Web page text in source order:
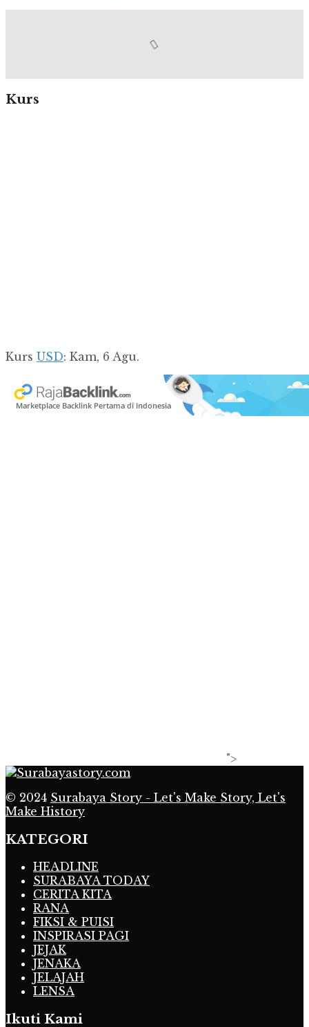
Kurs
Kurs USD: Kam, 6 Agu.
">
© 2024 Surabaya Story - Let's Make Story, Let's
Make History
KATEGORI
HEADLINE
SURABAYA TODAY
CERITA KITA
RANA
FIKSI & PUISI
INSPIRASI PAGI
JEJAK
JENAKA
JELAJAH
LENSA
Ikuti Kami